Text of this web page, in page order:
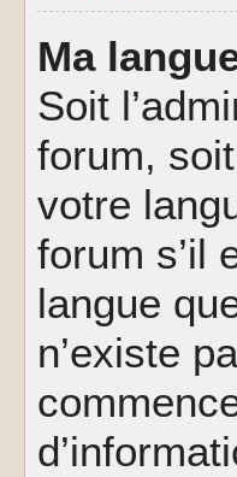
Ma
Soit
forum,
votre
forum s’il
langue
n’existe